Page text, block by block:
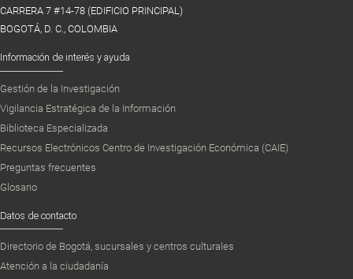
CARRERA 7 #14-78 (EDIFICIO PRINCIPAL)
BOGOTÁ, D. C., COLOMBIA
Información de interés y ayuda
Gestión de la Investigación
Vigilancia Estratégica de la Información
Biblioteca Especializada
Recursos Electrónicos Centro de Investigación Económica (CAIE)
Preguntas frecuentes
Glosario
Datos de contacto
Directorio de Bogotá, sucursales y centros culturales
Atención a la ciudadanía